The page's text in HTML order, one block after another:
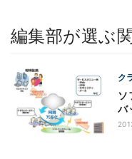
編集部が選ぶ
ク
ソ
バ